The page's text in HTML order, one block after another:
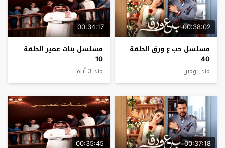
00:38:02
مسلسل حب ع ورق الحلقة
40
منذ يومين
00:34:17
مسلسل بنات عمير الحلقة
10
منذ 3 أيام
00:37:18
00:35:45